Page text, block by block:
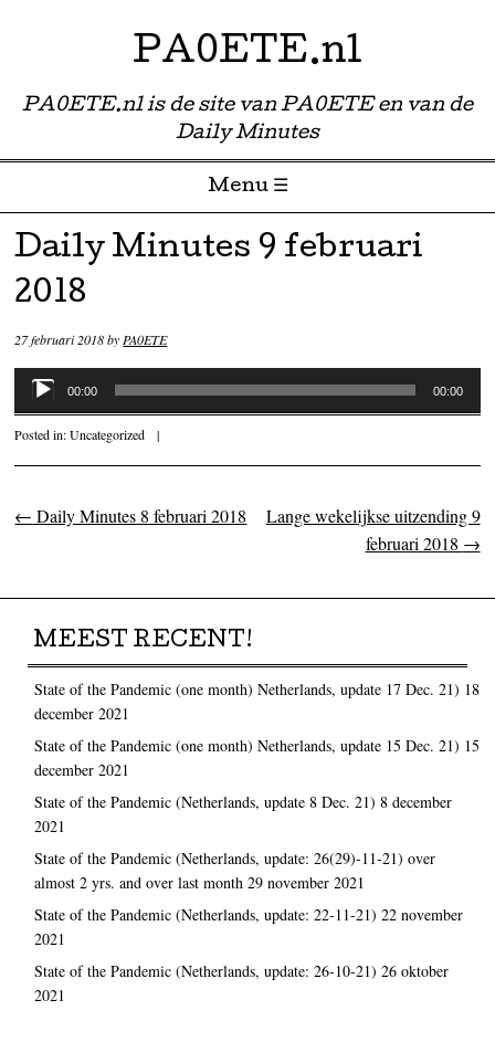
PA0ETE.nl
PA0ETE.nl is de site van PA0ETE en van de
Daily Minutes
Menu ☰
Skip to content
Daily Minutes 9 februari
2018
27 februari 2018byPA0ETE
Audiospeler
00:00 00:00
Posted in:Uncategorized |
Post navigation
← Daily Minutes 8 februari 2018
Lange wekelijkse uitzending 9
februari 2018 →
MEEST RECENT!
State of the Pandemic (one month) Netherlands, update 17 Dec. 21) 18
december 2021
State of the Pandemic (one month) Netherlands, update 15 Dec. 21) 15
december 2021
State of the Pandemic (Netherlands, update 8 Dec. 21) 8 december
2021
State of the Pandemic (Netherlands, update: 26(29)-11-21) over
almost 2 yrs. and over last month 29 november 2021
State of the Pandemic (Netherlands, update: 22-11-21) 22 november
2021
State of the Pandemic (Netherlands, update: 26-10-21) 26 oktober
2021